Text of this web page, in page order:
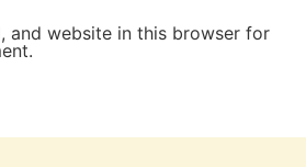
and website in this browser for